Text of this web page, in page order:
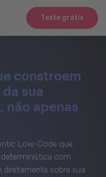
Teste grátis
constroem
sua
não apenas
Low-Code que
com
diretamente sobre sua